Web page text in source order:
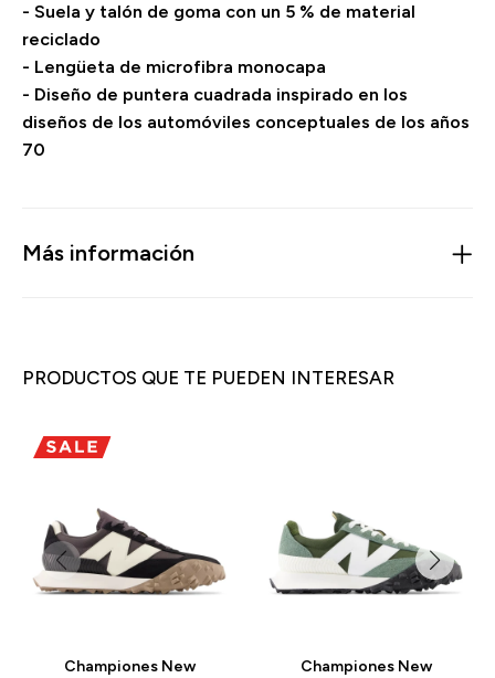
- Suela y talón de goma con un 5 % de material
reciclado
- Lengüeta de microfibra monocapa
- Diseño de puntera cuadrada inspirado en los
diseños de los automóviles conceptuales de los años
70
Más información
PRODUCTOS QUE TE PUEDEN INTERESAR
Championes New
Championes New